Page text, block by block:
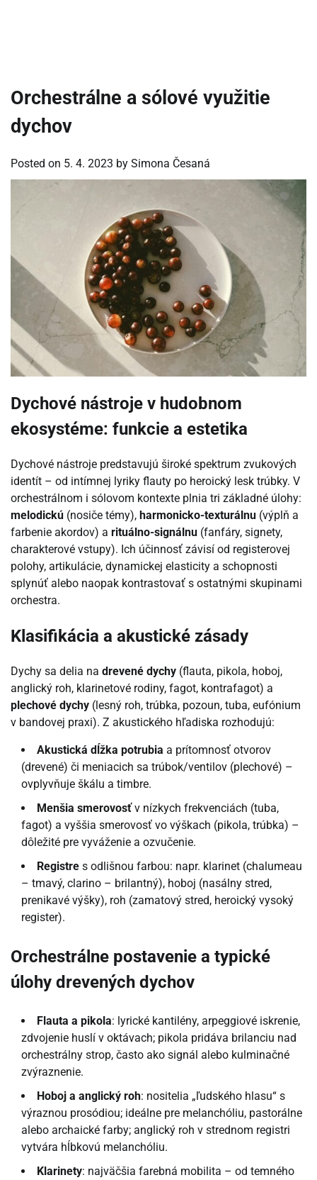
Orchestrálne a sólové využitie
dychov
Posted on 5. 4. 2023 by Simona Česaná
Dychové nástroje v hudobnom
ekosystéme: funkcie a estetika
Dychové nástroje predstavujú široké spektrum zvukových
identít – od intímnej lyriky flauty po heroický lesk trúbky. V
orchestrálnom i sólovom kontexte plnia tri základné úlohy:
melodickú (nosiče témy), harmonicko-texturálnu (výplň a
farbenie akordov) a rituálno-signálnu (fanfáry, signety,
charakterové vstupy). Ich účinnosť závisí od registerovej
polohy, artikulácie, dynamickej elasticity a schopnosti
splynúť alebo naopak kontrastovať s ostatnými skupinami
orchestra.
Klasifikácia a akustické zásady
Dychy sa delia na drevené dychy (flauta, pikola, hoboj,
anglický roh, klarinetové rodiny, fagot, kontrafagot) a
plechové dychy (lesný roh, trúbka, pozoun, tuba, eufónium
v bandovej praxi). Z akustického hľadiska rozhodujú:
Akustická dĺžka potrubia a prítomnosť otvorov
(drevené) či meniacich sa trúbok/ventilov (plechové) –
ovplyvňuje škálu a timbre.
Menšia smerovosťv nízkych frekvenciách (tuba,
fagot) a vyššia smerovosť vo výškach (pikola, trúbka) –
dôležité pre vyváženie a ozvučenie.
Registre s odlišnou farbou: napr. klarinet (chalumeau
– tmavý, clarino – brilantný), hoboj (nasálny stred,
prenikavé výšky), roh (zamatový stred, heroický vysoký
register).
Orchestrálne postavenie a typické
úlohy drevených dychov
Flauta a pikola: lyrické kantilény, arpeggiové iskrenie,
zdvojenie huslí v oktávach; pikola pridáva brilanciu nad
orchestrálny strop, často ako signál alebo kulminačné
zvýraznenie.
Hoboj a anglický roh: nositelia „ľudského hlasu“ s
výraznou prosódiou; ideálne pre melanchóliu, pastorálne
alebo archaické farby; anglický roh v strednom registri
vytvára hĺbkovú melanchóliu.
Klarinety: najväčšia farebná mobilita – od temného